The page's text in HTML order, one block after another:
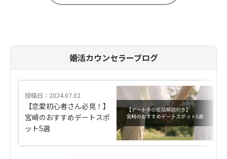
婚活カウンセラーブログ
投稿日：2024.07.02
【恋愛初心者さん必見！】
宮崎のおすすめデートスポ
ット5選